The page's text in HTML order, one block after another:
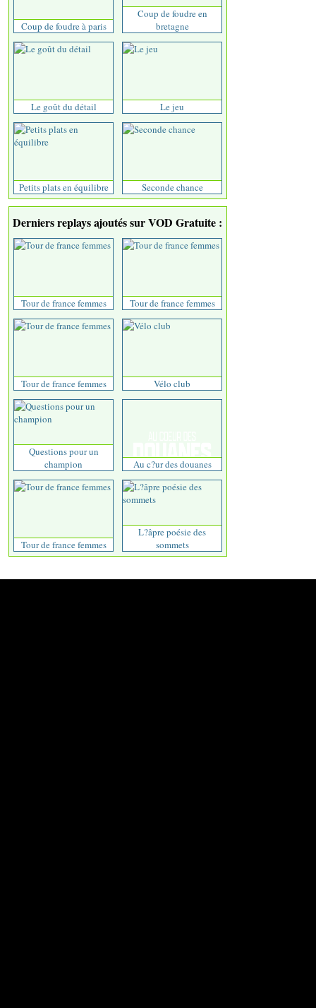
Coup de foudre à paris
Coup de foudre en
bretagne
Le goût du détail Le jeu
Petits plats en équilibre Seconde chance
Derniers replays ajoutés sur VOD Gratuite :
Tour de france femmes Tour de france femmes
Tour de france femmes Vélo club
Questions pour un
champion
Au c?ur des douanes
Tour de france femmes
L?âpre poésie des
sommets